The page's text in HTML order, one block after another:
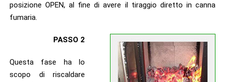
posizione OPEN, al fine di avere il tiraggio diretto in canna
fumaria.
PASSO 2
Questa fase ha lo
scopo di riscaldare